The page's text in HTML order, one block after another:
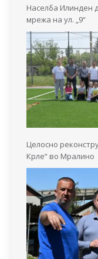
Населба Илинден
мрежа на ул. „9“
Целосно
Крле“ во Мралино